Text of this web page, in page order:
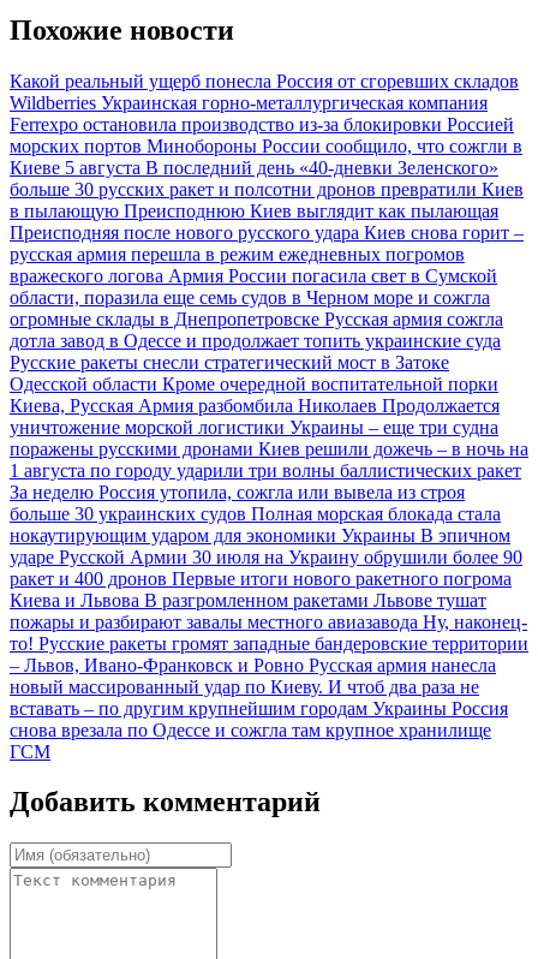
Похожие новости
Какой реальный ущерб понесла Россия от сгоревших складов
Wildberries Украинская горно-металлургическая компания
Ferrexpo остановила производство из-за блокировки Россией
морских портов Минобороны России сообщило, что сожгли в
Киеве 5 августа В последний день «40-дневки Зеленского»
больше 30 русских ракет и полсотни дронов превратили Киев
в пылающую Преисподнюю Киев выглядит как пылающая
Преисподняя после нового русского удара Киев снова горит –
русская армия перешла в режим ежедневных погромов
вражеского логова Армия России погасила свет в Сумской
области, поразила еще семь судов в Черном море и сожгла
огромные склады в Днепропетровске Русская армия сожгла
дотла завод в Одессе и продолжает топить украинские суда
Русские ракеты снесли стратегический мост в Затоке
Одесской области Кроме очередной воспитательной порки
Киева, Русская Армия разбомбила Николаев Продолжается
уничтожение морской логистики Украины – еще три судна
поражены русскими дронами Киев решили дожечь – в ночь на
1 августа по городу ударили три волны баллистических ракет
За неделю Россия утопила, сожгла или вывела из строя
больше 30 украинских судов Полная морская блокада стала
нокаутирующим ударом для экономики Украины В эпичном
ударе Русской Армии 30 июля на Украину обрушили более 90
ракет и 400 дронов Первые итоги нового ракетного погрома
Киева и Львова В разгромленном ракетами Львове тушат
пожары и разбирают завалы местного авиазавода Ну, наконец-
то! Русские ракеты громят западные бандеровские территории
– Львов, Ивано-Франковск и Ровно Русская армия нанесла
новый массированный удар по Киеву. И чтоб два раза не
вставать – по другим крупнейшим городам Украины Россия
снова врезала по Одессе и сожгла там крупное хранилище
ГСМ
Добавить комментарий